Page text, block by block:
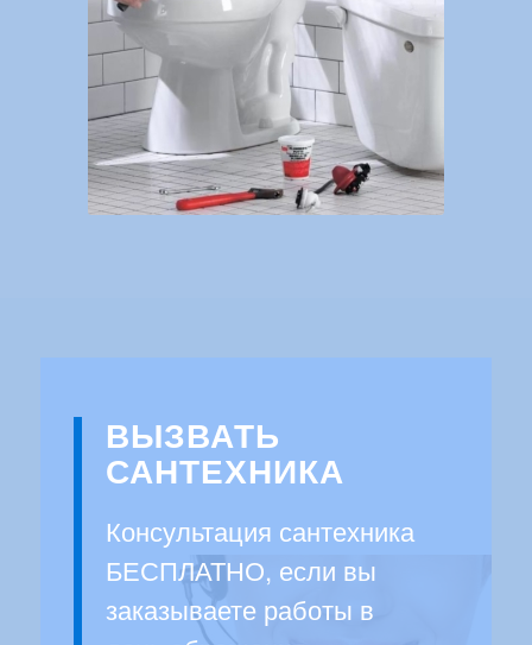
ВЫЗВАТЬ
САНТЕХНИКА
Консультация сантехника
БЕСПЛАТНО, если вы
заказываете работы в